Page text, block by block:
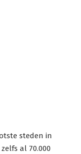
steden in
al 70.000